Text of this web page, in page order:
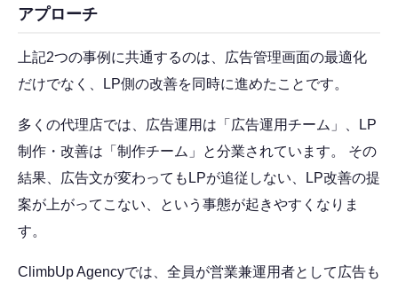
アプローチ
上記2つの事例に共通するのは、広告管理画面の最適化
だけでなく、LP側の改善を同時に進めたことです。
多くの代理店では、広告運用は「広告運用チーム」、LP
制作・改善は「制作チーム」と分業されています。 その
結果、広告文が変わってもLPが追従しない、LP改善の提
案が上がってこない、という事態が起きやすくなりま
す。
ClimbUp Agencyでは、全員が営業兼運用者として広告も